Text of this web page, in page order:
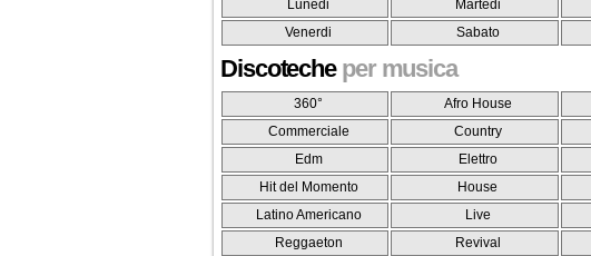
Lunedi Martedi
Venerdi
Sabato
Discoteche per musica
360° Afro House
Commerciale
Country
Edm
Elettro
Hit del Momento
House
Latino Americano
Live
Reggaeton
Revival